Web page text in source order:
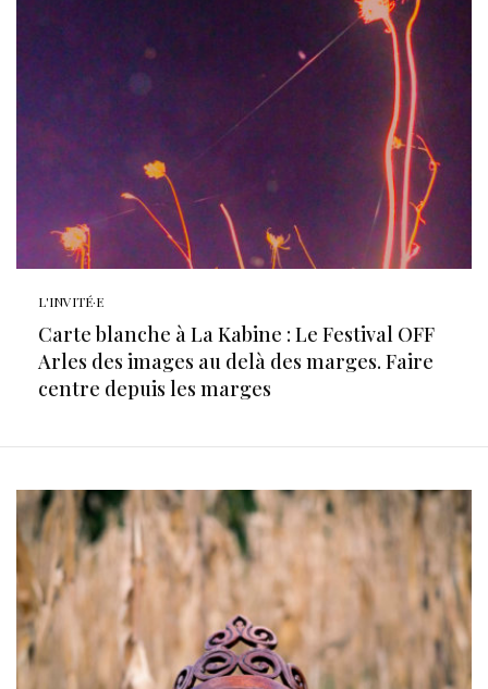
L'INVITÉ·E
Carte blanche à La Kabine : Le Festival OFF
Arles des images au delà des marges. Faire
centre depuis les marges